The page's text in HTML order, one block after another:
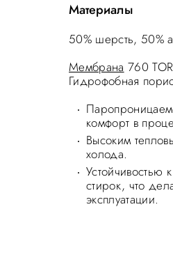
Материалы
50% шерсть, 50%
Мембрана 760
Гидрофобная
комфорт в
Высоким
холода.
стирок, что
эксплуатации.